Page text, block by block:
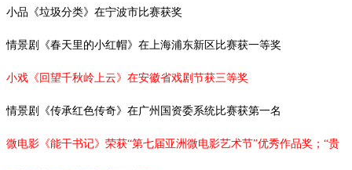
小品《垃圾分类》在宁波市比赛获奖
情景剧《春天里的小红帽》在上海浦东新区比赛获一等奖
小戏《回望千秋岭上云》在安徽省戏剧节获三等奖
情景剧《传承红色传奇》在广州国资委系统比赛获第一名
微电影《能干书记》荣获“第七届亚洲微电影艺术节”优秀作品奖；“贵